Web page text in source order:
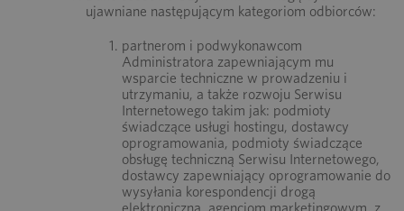
ujawniane następującym kategoriom odbiorców:
partnerom i podwykonawcom
Administratora zapewniającym mu
wsparcie techniczne w prowadzeniu i
utrzymaniu, a także rozwoju Serwisu
Internetowego takim jak: podmioty
świadczące usługi hostingu, dostawcy
oprogramowania, podmioty świadczące
obsługę techniczną Serwisu Internetowego,
dostawcy zapewniający oprogramowanie do
wysyłania korespondencji drogą